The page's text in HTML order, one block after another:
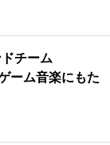
チーム
ーム音楽にもた